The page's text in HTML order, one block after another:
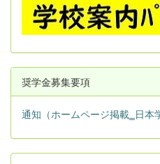
奨学金募集要項
通知（ホームページ掲載‗日本